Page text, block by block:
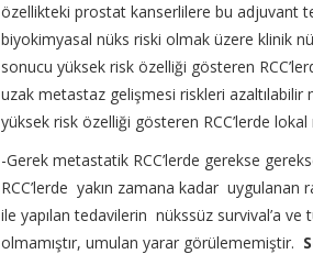
özellikteki prostat kanserlilere bu adjuvant
biyokimyasal nüks riski olmak üzere klinik
sonucu yüksek risk özelliği gösteren
uzak metastaz gelişmesi riskleri
yüksek risk özelliği gösteren RCC’lerde
-Gerek metastatik RCC’lerde gerekse
RCC’lerde yakın zamana kadar
ile yapılan tedavilerin nükssüz survival’a ve
olmamıştır, umulan yarar görülememiştir.